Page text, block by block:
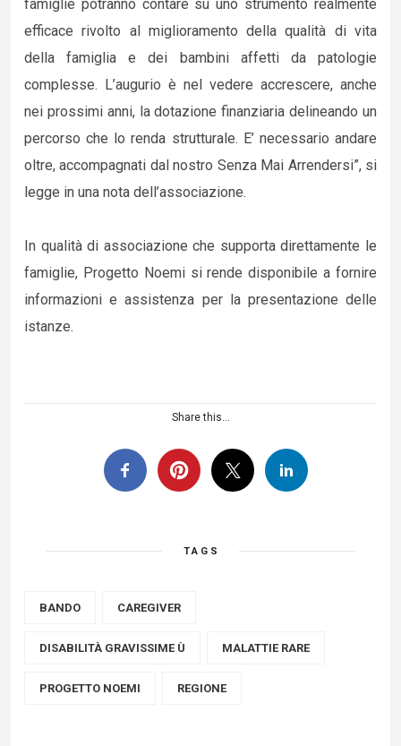
famiglie potranno contare su uno strumento realmente
efficace rivolto al miglioramento della qualità di vita
della famiglia e dei bambini affetti da patologie
complesse. L’augurio è nel vedere accrescere, anche
nei prossimi anni, la dotazione finanziaria delineando un
percorso che lo renda strutturale. E’ necessario andare
oltre, accompagnati dal nostro Senza Mai Arrendersi”, si
legge in una nota dell’associazione.
In qualità di associazione che supporta direttamente le
famiglie, Progetto Noemi si rende disponibile a fornire
informazioni e assistenza per la presentazione delle
istanze.
Share this...
TAGS
BANDO CAREGIVER
DISABILITÀ GRAVISSIME Ù MALATTIE RARE
PROGETTO NOEMI REGIONE